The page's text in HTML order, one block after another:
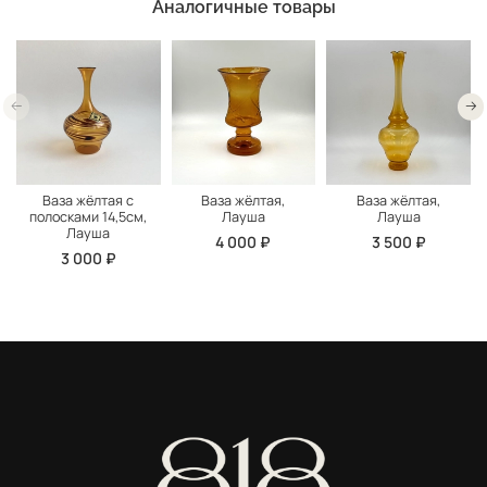
Аналогичные товары
Ваза жёлтая с
полосками 14,5см,
Лауша
3 000 ₽
Ваза жёлтая,
Лауша
4 000 ₽
Ваза жёлтая,
Лауша
3 500 ₽